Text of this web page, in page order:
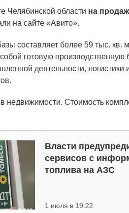
Челябинской области на
на сайте «Авито».
составляет более 59 тыс. кв.
гoтовую пpoизвoдcтвенную
дeятельнoсти, логиcтики
недвижимости. Стоимость
Власти
сервисов с
топлива на АЗС
1 июля в 19:22